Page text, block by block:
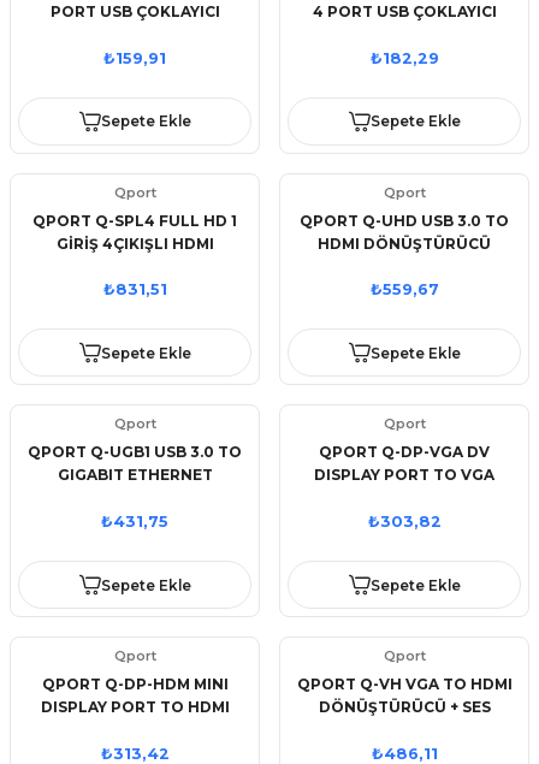
PORT USB ÇOKLAYICI
₺159,91
Sepete Ekle
4 PORT USB ÇOKLAYICI
₺182,29
Sepete Ekle
Qport
QPORT Q-SPL4 FULL HD 1
GİRİŞ 4ÇIKIŞLI HDMI
ÇOĞALTICI)
₺831,51
Sepete Ekle
Qport
QPORT Q-UHD USB 3.0 TO
HDMI DÖNÜŞTÜRÜCÜ
₺559,67
Sepete Ekle
Qport
QPORT Q-UGB1 USB 3.0 TO
GIGABIT ETHERNET
₺431,75
Sepete Ekle
Qport
QPORT Q-DP-VGA DV
DISPLAY PORT TO VGA
₺303,82
Sepete Ekle
Qport
QPORT Q-DP-HDM MINI
DISPLAY PORT TO HDMI
₺313,42
Qport
QPORT Q-VH VGA TO HDMI
DÖNÜŞTÜRÜCÜ + SES
₺486,11